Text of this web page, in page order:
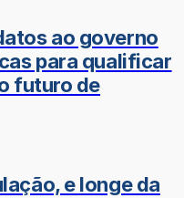
ao governo
para qualificar
futuro de
e longe da